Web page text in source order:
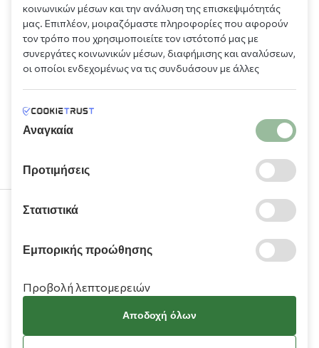
Πληροφορίες
κοινωνικών μέσων και την ανάλυση της επισκεψιμότητάς
μας. Επιπλέον, μοιραζόμαστε πληροφορίες που αφορούν
τον τρόπο που χρησιμοποιείτε τον ιστότοπό μας με
συνεργάτες κοινωνικών μέσων, διαφήμισης και αναλύσεων,
οι οποίοι ενδεχομένως να τις συνδυάσουν με άλλες
υπηρεσιών τους.
Αναγκαία
Προτιμήσεις
Στατιστικά
Εμπορικής προώθησης
Προβολή λεπτομερειών
Αποδοχή όλων